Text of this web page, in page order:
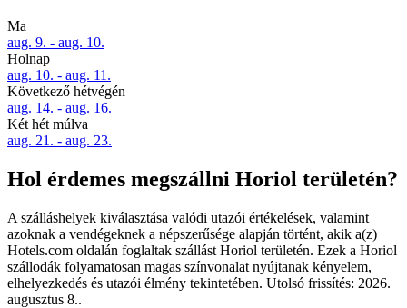
Ma
aug. 9. - aug. 10.
Holnap
aug. 10. - aug. 11.
Következő hétvégén
aug. 14. - aug. 16.
Két hét múlva
aug. 21. - aug. 23.
Hol érdemes megszállni Horiol területén?
A szálláshelyek kiválasztása valódi utazói értékelések, valamint
azoknak a vendégeknek a népszerűsége alapján történt, akik a(z)
Hotels.com oldalán foglaltak szállást Horiol területén. Ezek a Horiol
szállodák folyamatosan magas színvonalat nyújtanak kényelem,
elhelyezkedés és utazói élmény tekintetében. Utolsó frissítés: 2026.
augusztus 8..